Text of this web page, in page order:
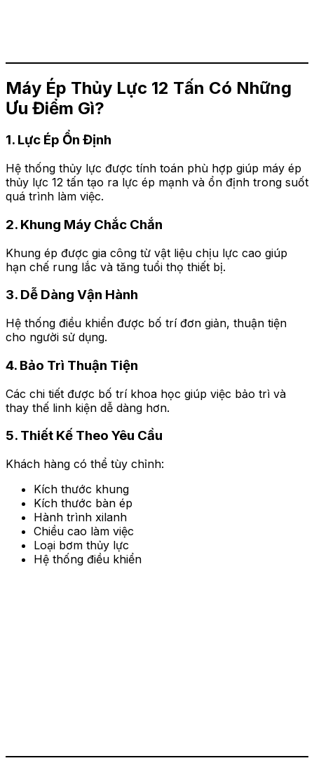
Máy Ép Thủy Lực 12 Tấn Có Những
Ưu Điểm Gì?
1. Lực Ép Ổn Định
Hệ thống thủy lực được tính toán phù hợp giúp máy ép
thủy lực 12 tấn tạo ra lực ép mạnh và ổn định trong suốt
quá trình làm việc.
2. Khung Máy Chắc Chắn
Khung ép được gia công từ vật liệu chịu lực cao giúp
hạn chế rung lắc và tăng tuổi thọ thiết bị.
3. Dễ Dàng Vận Hành
Hệ thống điều khiển được bố trí đơn giản, thuận tiện
cho người sử dụng.
4. Bảo Trì Thuận Tiện
Các chi tiết được bố trí khoa học giúp việc bảo trì và
thay thế linh kiện dễ dàng hơn.
5. Thiết Kế Theo Yêu Cầu
Khách hàng có thể tùy chỉnh:
Kích thước khung
Kích thước bàn ép
Hành trình xilanh
Chiều cao làm việc
Loại bơm thủy lực
Hệ thống điều khiển